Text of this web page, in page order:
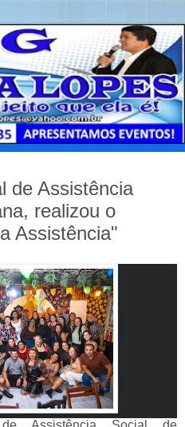
de Assistência
realizou o
Assistência"